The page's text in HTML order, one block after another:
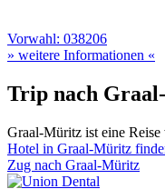
Vorwahl: 038206
» weitere Informationen «
Trip nach
Graal-Müritz ist eine
Hotel in Graal-Müritz
Zug nach Graal-Müritz